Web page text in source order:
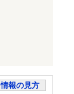
情報の見方